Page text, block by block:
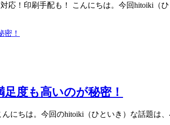
応！印刷手配も！ こんにちは。今回hitoiki（
度も高いのが秘密！
にちは。今回のhitoiki（ひといき）な話題は